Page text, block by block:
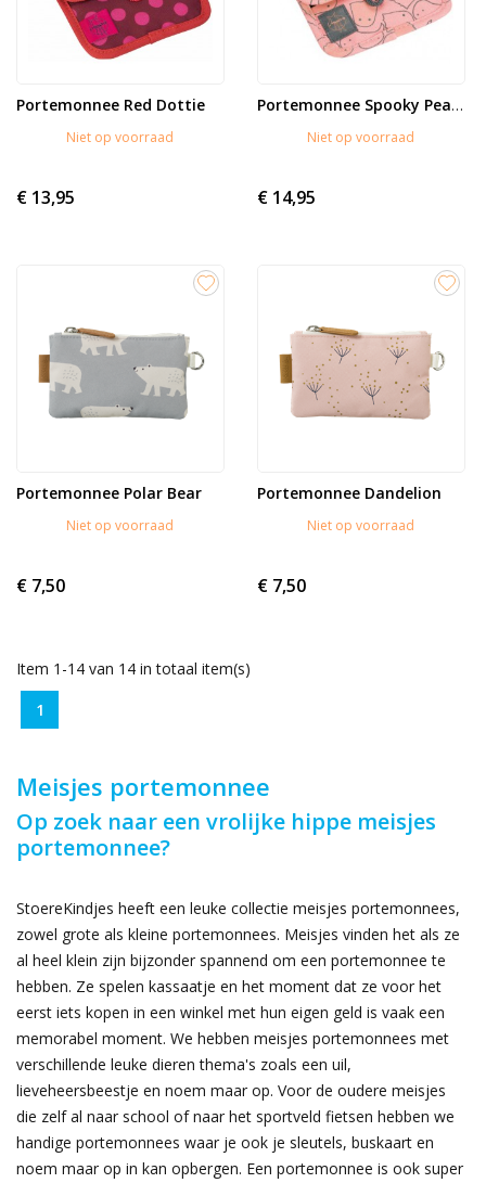
Portemonnee Red Dottie
Niet op voorraad
€ 13,95
Portemonnee Spooky Peach
Niet op voorraad
€ 14,95
Portemonnee Polar Bear
Niet op voorraad
€ 7,50
Portemonnee Dandelion
Niet op voorraad
€ 7,50
Item 1-14 van 14 in totaal item(s)
1
Meisjes portemonnee
Op zoek naar een vrolijke hippe meisjes
portemonnee?
StoereKindjes heeft een leuke collectie meisjes portemonnees,
zowel grote als kleine portemonnees. Meisjes vinden het als ze
al heel klein zijn bijzonder spannend om een portemonnee te
hebben. Ze spelen kassaatje en het moment dat ze voor het
eerst iets kopen in een winkel met hun eigen geld is vaak een
memorabel moment. We hebben meisjes portemonnees met
verschillende leuke dieren thema's zoals een uil,
lieveheersbeestje en noem maar op. Voor de oudere meisjes
die zelf al naar school of naar het sportveld fietsen hebben we
handige portemonnees waar je ook je sleutels, buskaart en
noem maar op in kan opbergen. Een portemonnee is ook super